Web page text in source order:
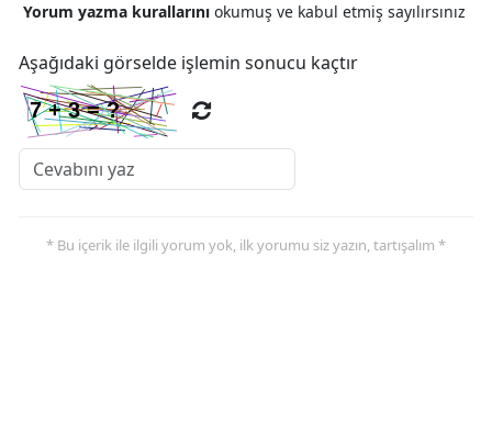
Manisa
Kahramanmaraş
Muğla
Muş
Nevşehir
Yorum yazma kurallarını okumuş ve kabul etmiş sayılırsınız
Aşağıdaki görselde işlemin sonucu kaçtır
* Bu içerik ile ilgili yorum yok, ilk yorumu siz yazın, tartışalım *